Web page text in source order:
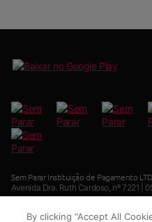
Sem Parar Instituição de Pagamento
Avenida Dra. Ruth Cardoso, nº 7221 |
By clicking “Accept All